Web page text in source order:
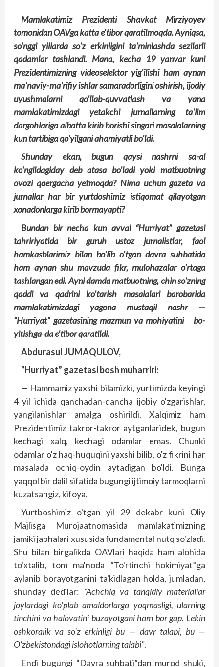
Mamlakatimiz Prezidenti
Shavkat Mirziyoyev
tomonidan OAVga katta e'tibor qaratilmoqda. Ayniqsa,
so'nggi yillarda so'z erkinligini ta'minlashda sezilarli
qadamlar tashlandi. Mana, kecha 19 yanvar kuni
Prezidentimizning videoselektor yig'ilishi ham aynan
ma'naviy-ma'rifiy ishlar samaradorligini oshirish, ijodiy
uyushmalarni qo'llab-quvvatlash va yana
mamlakatimizdagi yetakchi jurnallarning ta'lim
dargohlariga albatta kirib borishi singari masalalarning
kun tartibiga qo'yilgani ahamiyatli bo'ldi.
Shunday ekan, bugun qaysi nashrni sa-al
ko'ngildagiday deb atasa bo'ladi yoki matbuotning
ovozi qaergacha yetmoqda? Nima uchun gazeta va
jurnallar har bir yurtdoshimiz istiqomat qilayotgan
xonadonlarga kirib bormayapti?
Bundan bir necha kun avval “Hurriyat” gazetasi
tahririyatida bir guruh ustoz jurnalistlar, faol
hamkasblarimiz bilan bo'lib o'tgan davra suhbatida
ham aynan shu mavzuda fikr, mulohazalar o'rtaga
tashlangan edi. Ayni damda matbuotning, chin so'zning
qaddi va qadrini ko'tarish masalalari barobarida
mamlakatimizdagi yagona mustaqil nashr —
“Hurriyat” gazetasining mazmun va mohiyatini bo­
yitishga-da e'tibor qaratildi.
Abdurasul JUMAQULOV,
“Hurriyat” gazetasi bosh muharriri:
— Hammamiz yaxshi bilamizki, yurtimizda keyingi
4 yil ichida qanchadan-qancha ijobiy o'zgarishlar,
yangilanishlar amalga oshirildi. Xalqimiz ham
Prezidentimiz takror-tak­ror aytganlaridek, bugun
kechagi xalq, kechagi odamlar emas. Chunki
odamlar o'z haq-huquqini yaxshi bilib, o'z fikrini har
masalada ochiq-oydin aytadigan bo'ldi. Bunga
yaqqol bir dalil sifatida bugungi ijtimoiy tarmoqlarni
kuzatsangiz, kifoya.
Yurtboshimiz o'tgan yil 29 dekabr kuni Oliy
Majlisga Murojaatnomasida mamlakatimizning
jamiki jabhalari xususida fundamental nutq so'zladi.
Shu bilan birgalikda OAVlari haqida ham alohida
to'xtalib, tom ma'noda “To'rtinchi hokimiyat”ga
aylanib borayotganini ta'kidlagan holda, jumladan,
shunday dedilar: “Achchiq va tanqidiy materiallar
joylardagi ko'plab amaldorlarga yoqmasligi, ularning
tinchini va halovatini buzayotgani ham bor gap. Lekin
oshkoralik va so'z erkinligi bu — davr talabi, bu —
O'zbekistondagi islohotlarning talabi”.
Endi bugungi “Davra suhbati”dan murod shuki,